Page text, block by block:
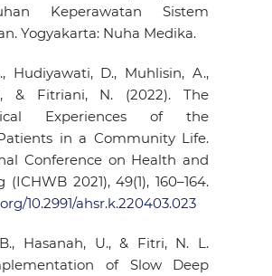
Keperawatan Sistem
Yogyakarta: Nuha Medika.
Hudiyawati, D., Muhlisin, A.,
& Fitriani, N. (2022). The
Experiences of the
in a Community Life.
Conference on Health and
(ICHWB 2021), 49(1), 160–164.
10.2991/ahsr.k.220403.023
Hasanah, U., & Fitri, N. L.
of Slow Deep